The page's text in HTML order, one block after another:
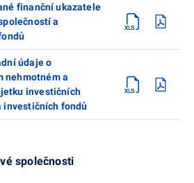
finanční ukazatele
a
údaje o
nehmotném a
investičních
investičních fondů
společnosti